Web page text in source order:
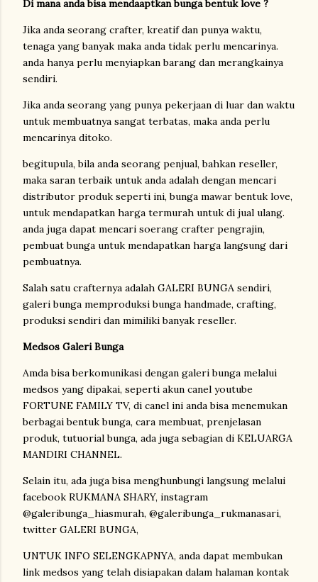
Di mana anda bisa mendaaptkan bunga bentuk love ?
Jika anda seorang crafter, kreatif dan punya waktu,
tenaga yang banyak maka anda tidak perlu mencarinya.
anda hanya perlu menyiapkan barang dan merangkainya
sendiri.
Jika anda seorang yang punya pekerjaan di luar dan waktu
untuk membuatnya sangat terbatas, maka anda perlu
mencarinya ditoko.
begitupula, bila anda seorang penjual, bahkan reseller,
maka saran terbaik untuk anda adalah dengan mencari
distributor produk seperti ini, bunga mawar bentuk love,
untuk mendapatkan harga termurah untuk di jual ulang.
anda juga dapat mencari soerang crafter pengrajin,
pembuat bunga untuk mendapatkan harga langsung dari
pembuatnya.
Salah satu crafternya adalah GALERI BUNGA sendiri,
galeri bunga memproduksi bunga handmade, crafting,
produksi sendiri dan mimiliki banyak reseller.
Medsos Galeri Bunga
Amda bisa berkomunikasi dengan galeri bunga melalui
medsos yang dipakai, seperti akun canel youtube
FORTUNE FAMILY TV, di canel ini anda bisa menemukan
berbagai bentuk bunga, cara membuat, prenjelasan
produk, tutuorial bunga, ada juga sebagian di KELUARGA
MANDIRI CHANNEL.
Selain itu, ada juga bisa menghunbungi langsung melalui
facebook RUKMANA SHARY, instagram
@galeribunga_hiasmurah, @galeribunga_rukmanasari,
twitter GALERI BUNGA,
UNTUK INFO SELENGKAPNYA, anda dapat membukan
link medsos yang telah disiapakan dalam halaman kontak